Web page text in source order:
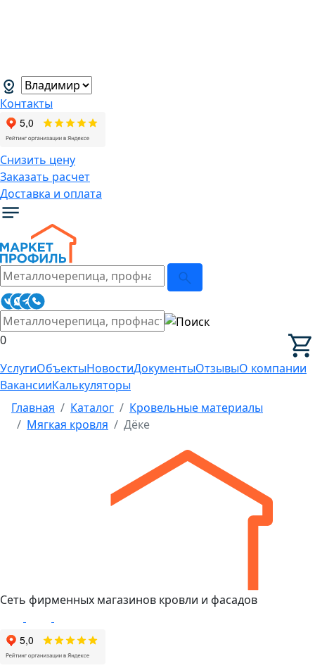
Контакты
Снизить цену
Заказать расчет
Доставка и оплата
0
УслугиОбъектыНовостиДокументыОтзывыО компании
ВакансииКалькуляторы
Главная
Каталог
Кровельные материалы
Мягкая кровля
Дёке
Сеть фирменных магазинов кровли и фасадов